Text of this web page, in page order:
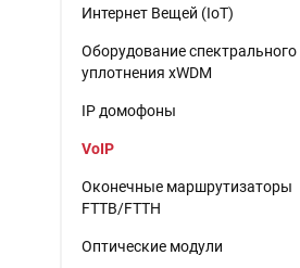
Интернет Вещей (IoT)
Оборудование спектрального
уплотнения xWDM
IP домофоны
VoIP
Оконечные маршрутизаторы
FTTB/FTTH
Оптические модули